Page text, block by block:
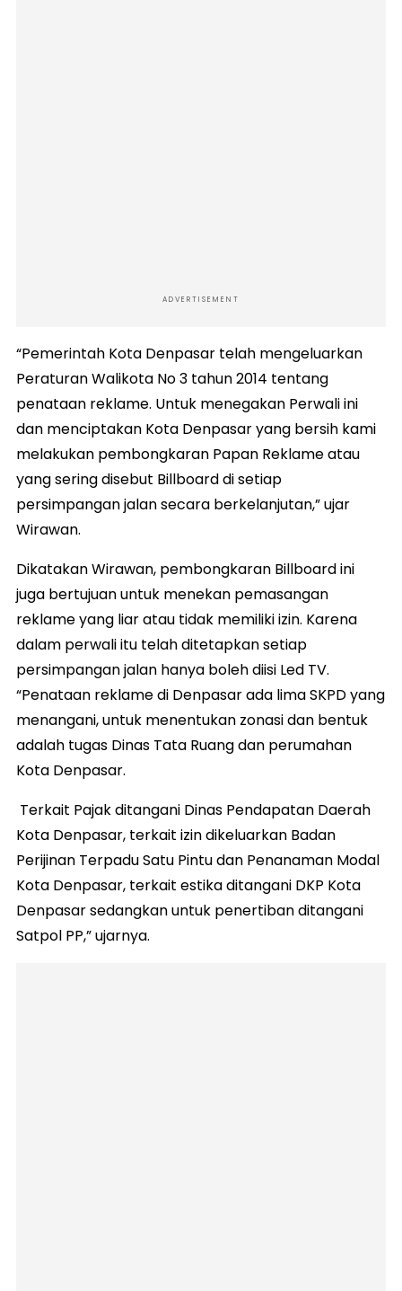
ADVERTISEMENT
“Pemerintah Kota Denpasar telah mengeluarkan
Peraturan Walikota No 3 tahun 2014 tentang
penataan reklame. Untuk menegakan Perwali ini
dan menciptakan Kota Denpasar yang bersih kami
melakukan pembongkaran Papan Reklame atau
yang sering disebut Billboard di setiap
persimpangan jalan secara berkelanjutan,” ujar
Wirawan.
Dikatakan Wirawan, pembongkaran Billboard ini
juga bertujuan untuk menekan pemasangan
reklame yang liar atau tidak memiliki izin. Karena
dalam perwali itu telah ditetapkan setiap
persimpangan jalan hanya boleh diisi Led TV.
“Penataan reklame di Denpasar ada lima SKPD yang
menangani, untuk menentukan zonasi dan bentuk
adalah tugas Dinas Tata Ruang dan perumahan
Kota Denpasar.
Terkait Pajak ditangani Dinas Pendapatan Daerah
Kota Denpasar, terkait izin dikeluarkan Badan
Perijinan Terpadu Satu Pintu dan Penanaman Modal
Kota Denpasar, terkait estika ditangani DKP Kota
Denpasar sedangkan untuk penertiban ditangani
Satpol PP,” ujarnya.